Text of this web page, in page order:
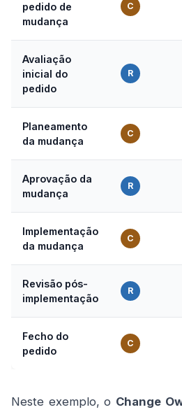
pedido de
mudança
C
Avaliação
inicial do
pedido
R
Planeamento
da mudança
C
Aprovação da
mudança
R
Implementação
da mudança
C
Revisão pós-
implementação
R
Fecho do
pedido
C
Neste exemplo, o Change